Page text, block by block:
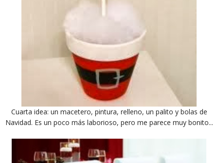
Cuarta idea: un macetero, pintura, relleno, un palito y bolas de
Navidad. Es un poco más laborioso, pero me parece muy bonito...